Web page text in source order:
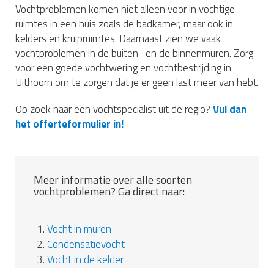
Vochtproblemen komen niet alleen voor in vochtige
ruimtes in een huis zoals de badkamer, maar ook in
kelders en kruipruimtes. Daarnaast zien we vaak
vochtproblemen in de buiten- en de binnenmuren. Zorg
voor een goede vochtwering en vochtbestrijding in
Uithoorn om te zorgen dat je er geen last meer van hebt.
Op zoek naar een vochtspecialist uit de regio?Vul dan
het offerteformulier in!
Meer informatie over alle soorten
vochtproblemen? Ga direct naar:
1.Vocht in muren
2.Condensatievocht
3.Vocht in de kelder